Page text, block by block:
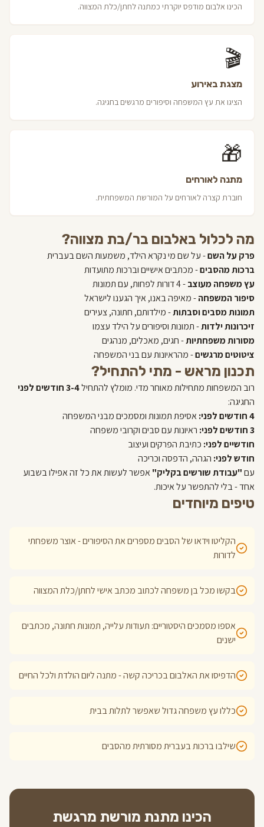
הכינו אלבום מודפס יוקרתי כמתנה לחתן/כלת המצווה.
🎬
מצגת באירוע
הציגו את עץ המשפחה וסיפורים מרגשים בחגיגה.
🎁
מתנה לאורחים
חוברת קצרה לאורחים על המורשת המשפחתית.
מה לכלול באלבום בר/בת מצווה?
פרק על השם- על שם מי נקרא הילד, משמעות השם בעברית
ברכות מהסבים- מכתבים אישיים וברכות מתועדות
עץ משפחה מעוצב- 4 דורות לפחות, עם תמונות
סיפור המשפחה- מאיפה באנו, איך הגענו לישראל
תמונות מסבים וסבתות- מילדותם, חתונה, צעירים
זיכרונות ילדות- תמונות וסיפורים על הילד עצמו
מסורות משפחתיות- חגים, מאכלים, מנהגים
ציטוטים מרגשים- מהראיונות עם בני המשפחה
תכנון מראש - מתי להתחיל?
רוב המשפחות מתחילות מאוחר מדי. מומלץ להתחיל3-4 חודשים לפני
החגיגה:
4 חודשים לפני:
אסיפת תמונות ומסמכים מבני המשפחה
3 חודשים לפני:
ראיונות עם סבים וקרובי משפחה
חודשיים לפני: כתיבת הפרקים ועיצוב
חודש לפני: הגהה, הדפסה וכריכה
עם"עבודת שורשים בקליק"אפשר לעשות את כל זה אפילו בשבוע
אחד - בלי להתפשר על איכות.
טיפים מיוחדים
הקליטו וידאו של הסבים מספרים את הסיפורים - אוצר משפחתי
לדורות
בקשו מכל בן משפחה לכתוב מכתב אישי לחתן/כלת המצווה
אספו מסמכים היסטוריים: תעודות עלייה, תמונות חתונה, מכתבים
ישנים
הדפיסו את האלבום בכריכה קשה - מתנה ליום הולדת ולכל החיים
כללו עץ משפחה גדול שאפשר לתלות בבית
שילבו ברכות בעברית מסורתית מהסבים
הכינו מתנת מורשת מרגשת